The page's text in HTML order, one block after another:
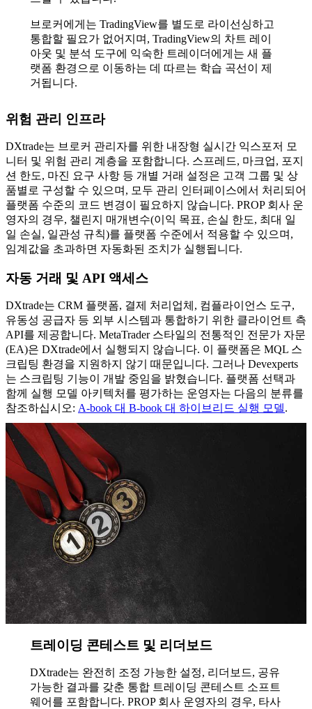
브로커에게는 TradingView를 별도로 라이선싱하고
통합할 필요가 없어지며, TradingView의 차트 레이
아웃 및 분석 도구에 익숙한 트레이더에게는 새 플
랫폼 환경으로 이동하는 데 따르는 학습 곡선이 제
거됩니다.
위험 관리 인프라
DXtrade는 브로커 관리자를 위한 내장형 실시간 익스포저 모
니터 및 위험 관리 계층을 포함합니다. 스프레드, 마크업, 포지
션 한도, 마진 요구 사항 등 개별 거래 설정은 고객 그룹 및 상
품별로 구성할 수 있으며, 모두 관리 인터페이스에서 처리되어
플랫폼 수준의 코드 변경이 필요하지 않습니다. PROP 회사 운
영자의 경우, 챌린지 매개변수(이익 목표, 손실 한도, 최대 일
일 손실, 일관성 규칙)를 플랫폼 수준에서 적용할 수 있으며,
임계값을 초과하면 자동화된 조치가 실행됩니다.
자동 거래 및 API 액세스
DXtrade는 CRM 플랫폼, 결제 처리업체, 컴플라이언스 도구,
유동성 공급자 등 외부 시스템과 통합하기 위한 클라이언트 측
API를 제공합니다. MetaTrader 스타일의 전통적인 전문가 자문
(EA)은 DXtrade에서 실행되지 않습니다. 이 플랫폼은 MQL 스
크립팅 환경을 지원하지 않기 때문입니다. 그러나 Devexperts
는 스크립팅 기능이 개발 중임을 밝혔습니다. 플랫폼 선택과
함께 실행 모델 아키텍처를 평가하는 운영자는 다음의 분류를
참조하십시오: A-book 대 B-book 대 하이브리드 실행 모델.
트레이딩 콘테스트 및 리더보드
DXtrade는 완전히 조정 가능한 설정, 리더보드, 공유
가능한 결과를 갖춘 통합 트레이딩 콘테스트 소프트
웨어를 포함합니다. PROP 회사 운영자의 경우, 타사